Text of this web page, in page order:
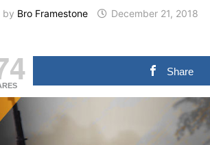
by Bro Framestone December 21, 2018
Share